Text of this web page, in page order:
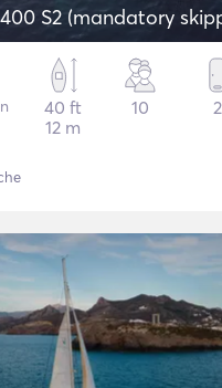
S2 (mandatory
40 ft
12 m
10 2